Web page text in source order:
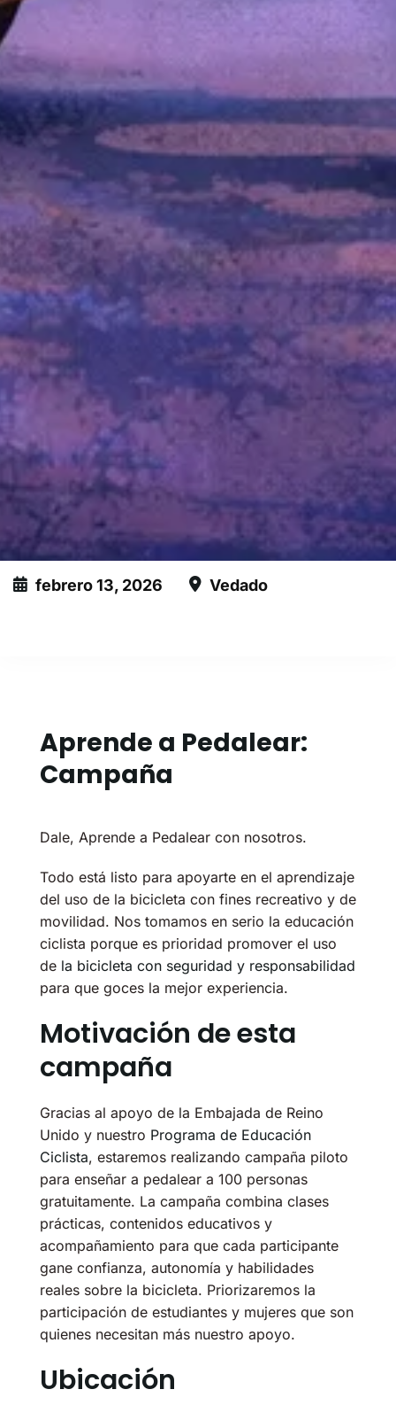
febrero 13, 2026 Vedado
Aprende a Pedalear:
Campaña
Dale, Aprende a Pedalear con nosotros.
Todo está listo para apoyarte en el aprendizaje
del uso de la bicicleta con fines recreativo y de
movilidad. Nos tomamos en serio la educación
ciclista porque es prioridad promover el uso
de la bicicleta con seguridad y responsabilidad
para que goces la mejor experiencia.
Motivación de esta
campaña
Gracias al apoyo de la Embajada de Reino
Unido y nuestro Programa de Educación
Ciclista, estaremos realizando campaña piloto
para enseñar a pedalear a 100 personas
gratuitamente. La campaña combina clases
prácticas, contenidos educativos y
acompañamiento para que cada participante
gane confianza, autonomía y habilidades
reales sobre la bicicleta. Priorizaremos la
participación de estudiantes y mujeres que son
quienes necesitan más nuestro apoyo.
Ubicación